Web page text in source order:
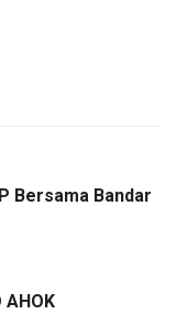
Bersama Bandar
AHOK